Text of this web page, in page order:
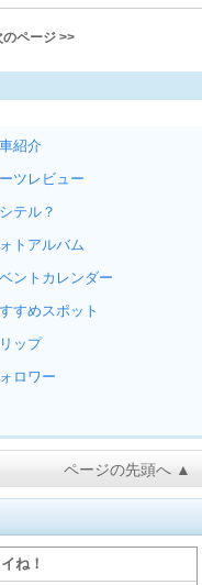
のページ >>
紹介
ツレビュー
テル？
トアルバム
ントカレンダー
すめスポット
ップ
ロワー
ページの先頭へ ▲
ね！